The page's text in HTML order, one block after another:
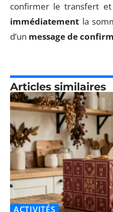
confirmer le transfert et
immédiatement la
d’un message de
Articles similaires
ACTIVITÉS